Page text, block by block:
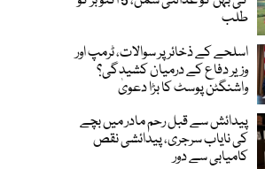
طلب
اسلحے کے ذخائر پر سوالات، ٹرمپ اور
وزیر دفاع کے درمیان کشیدگی؟
واشنگٹن پوسٹ کا بڑا دعویٰ
پیدائش سے قبل رحم مادر میں بچے
کی نایاب سرجری، پیدائشی نقص
کامیابی سے دور